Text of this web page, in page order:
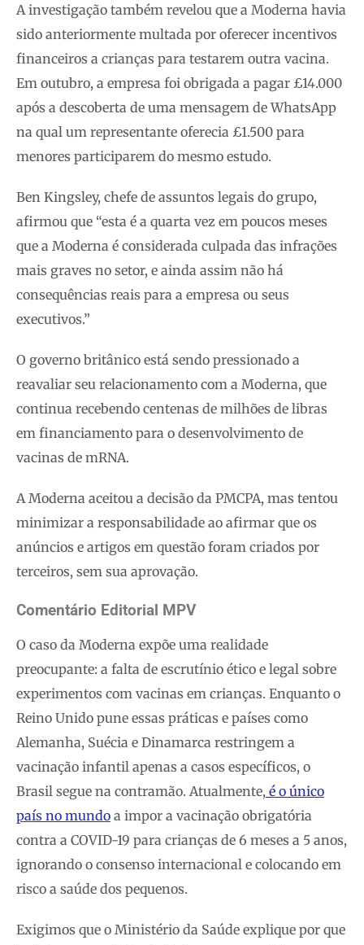
A investigação também revelou que a Moderna havia
sido anteriormente multada por oferecer incentivos
financeiros a crianças para testarem outra vacina.
Em outubro, a empresa foi obrigada a pagar £14.000
após a descoberta de uma mensagem de WhatsApp
na qual um representante oferecia £1.500 para
menores participarem do mesmo estudo.
Ben Kingsley, chefe de assuntos legais do grupo,
afirmou que “esta é a quarta vez em poucos meses
que a Moderna é considerada culpada das infrações
mais graves no setor, e ainda assim não há
consequências reais para a empresa ou seus
executivos.”
O governo britânico está sendo pressionado a
reavaliar seu relacionamento com a Moderna, que
continua recebendo centenas de milhões de libras
em financiamento para o desenvolvimento de
vacinas de mRNA.
A Moderna aceitou a decisão da PMCPA, mas tentou
minimizar a responsabilidade ao afirmar que os
anúncios e artigos em questão foram criados por
terceiros, sem sua aprovação.
Comentário Editorial MPV
O caso da Moderna expõe uma realidade
preocupante: a falta de escrutínio ético e legal sobre
experimentos com vacinas em crianças. Enquanto o
Reino Unido pune essas práticas e países como
Alemanha, Suécia e Dinamarca restringem a
vacinação infantil apenas a casos específicos, o
Brasil segue na contramão. Atualmente, é o único
país no mundo a impor a vacinação obrigatória
contra a COVID-19 para crianças de 6 meses a 5 anos,
ignorando o consenso internacional e colocando em
risco a saúde dos pequenos.
Exigimos que o Ministério da Saúde explique por que